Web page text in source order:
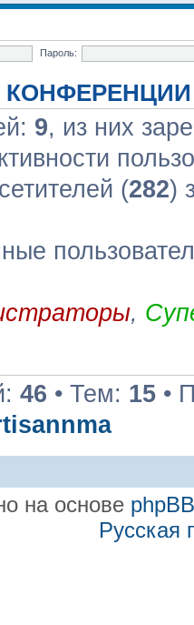
Пароль:
КОНФЕРЕНЦИИ
9, из них
(282)
,
46 • Тем: 15 •
на основе phpBB
Русская